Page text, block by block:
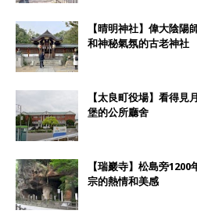
【晴明神社】偉大陰
和神秘氣氛的古老神社
【太良町役場】看得
堡的公所廳舍
【瑞巖寺】松島旁
宗的熱情和美感